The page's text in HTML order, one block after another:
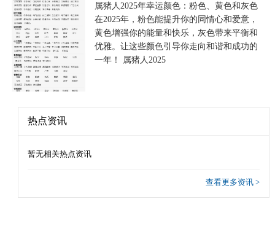
属猪人2025年幸运颜色：粉色、黄色和灰色
在2025年，粉色能提升你的同情心和爱意，
黄色增强你的能量和快乐，灰色带来平衡和
优雅。让这些颜色引导你走向和谐和成功的
一年！ 属猪人2025
热点资讯
暂无相关热点资讯
查看更多资讯 >